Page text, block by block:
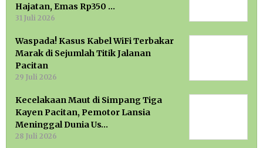
Hajatan, Emas Rp350 …
31 Juli 2026
Waspada! Kasus Kabel WiFi Terbakar
Marak di Sejumlah Titik Jalanan
Pacitan
29 Juli 2026
Kecelakaan Maut di Simpang Tiga
Kayen Pacitan, Pemotor Lansia
Meninggal Dunia Us…
28 Juli 2026